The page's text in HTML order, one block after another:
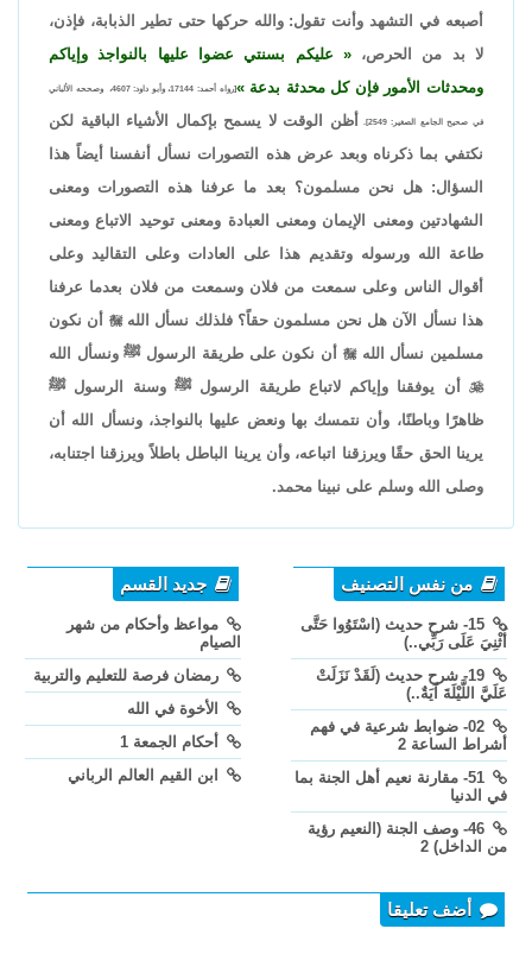
أصبعه في التشهد وأنت تقول: والله حركها حتى تطير الذبابة، فإذن،
لا بد من الحرص،
عليكم بسنتي عضوا عليها بالنواجذ وإياكم
ومحدثات الأمور فإن كل محدثة بدعة
[رواه أحمد: 17144، وأبو داود: 4607، وصححه الألباني
في صحيح الجامع الصغير: 2549].
أظن الوقت لا يسمح بإكمال الأشياء الباقية لكن
نكتفي بما ذكرناه وبعد عرض هذه التصورات نسأل أنفسنا أيضاً هذا
السؤال: هل نحن مسلمون؟ بعد ما عرفنا هذه التصورات ومعنى
الشهادتين ومعنى الإيمان ومعنى العبادة ومعنى توحيد الاتباع ومعنى
طاعة الله ورسوله وتقديم هذا على العادات وعلى التقاليد وعلى
أقوال الناس وعلى سمعت من فلان وسمعت من فلان بعدما عرفنا
هذا نسأل الآن هل نحن مسلمون حقاً؟ فلذلك نسأل الله أن نكون
مسلمين نسأل الله أن نكون على طريقة الرسول ﷺ ونسأل الله
 أن يوفقنا وإياكم لاتباع طريقة الرسول ﷺ وسنة الرسول ﷺ
ظاهرًا وباطنًا، وأن نتمسك بها ونعض عليها بالنواجذ، ونسأل الله أن
يرينا الحق حقًا ويرزقنا اتباعه، وأن يرينا الباطل باطلاً ويرزقنا اجتنابه،
وصلى الله وسلم على نبينا محمد.
من نفس التصنيف
15- شرح حديث (اسْتَوُوا حَتَّى
أُثْنِيَ عَلَى رَبِّي..)
19- شرح حديث (لَقَدْ نَزَلَتْ
عَلَيَّ اللَّيْلَةَ آيَةٌ..)
02- ضوابط شرعية في فهم
أشراط الساعة 2
51- مقارنة نعيم أهل الجنة بما
في الدنيا
46- وصف الجنة (النعيم رؤية
من الداخل) 2
جديد القسم
مواعظ وأحكام من شهر
الصيام
رمضان فرصة للتعليم والتربية
الأخوة في الله
أحكام الجمعة 1
ابن القيم العالم الرباني
أضف تعليقا